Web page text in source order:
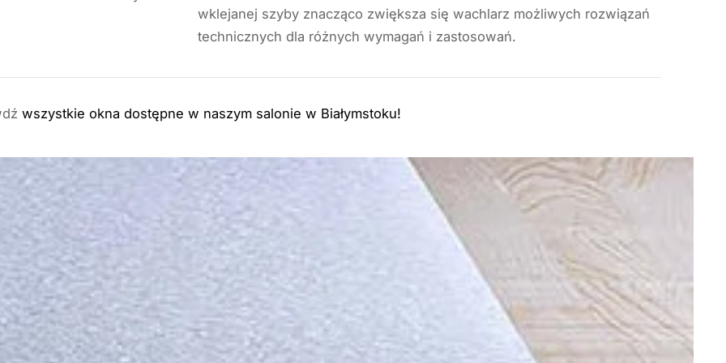
wklejanej szyby znacząco zwiększa się wachlarz możliwych rozwiązań
technicznych dla różnych wymagań i zastosowań.
wszystkie okna dostępne w naszym salonie w Białymstoku!